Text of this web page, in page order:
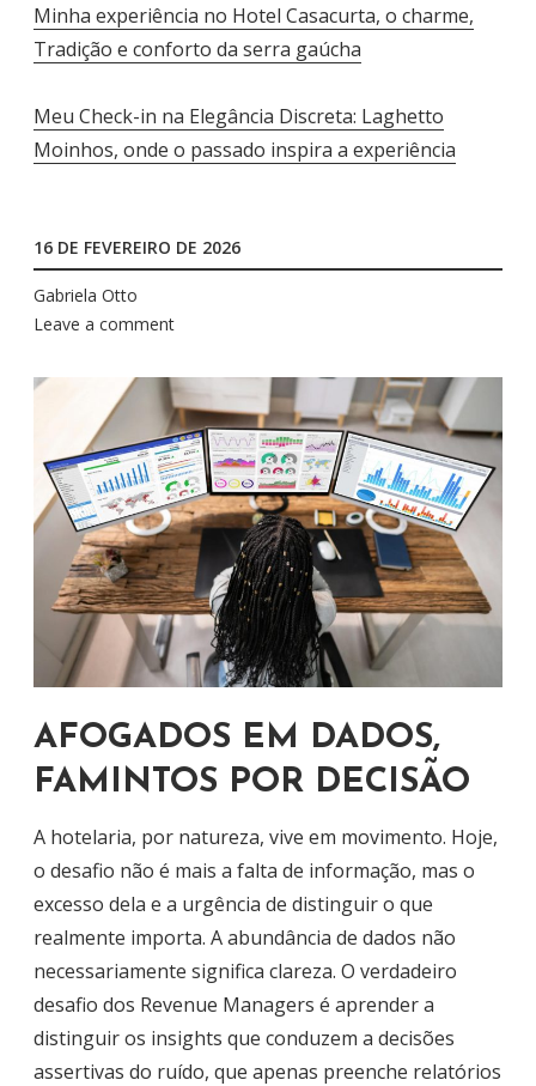
Minha experiência no Hotel Casacurta, o charme,
Tradição e conforto da serra gaúcha
Meu Check-in na Elegância Discreta: Laghetto
Moinhos, onde o passado inspira a experiência
16 DE FEVEREIRO DE 2026
Gabriela Otto
Leave a comment
AFOGADOS EM DADOS,
FAMINTOS POR DECISÃO
A hotelaria, por natureza, vive em movimento. Hoje,
o desafio não é mais a falta de informação, mas o
excesso dela e a urgência de distinguir o que
realmente importa. A abundância de dados não
necessariamente significa clareza. O verdadeiro
desafio dos Revenue Managers é aprender a
distinguir os insights que conduzem a decisões
assertivas do ruído, que apenas preenche relatórios